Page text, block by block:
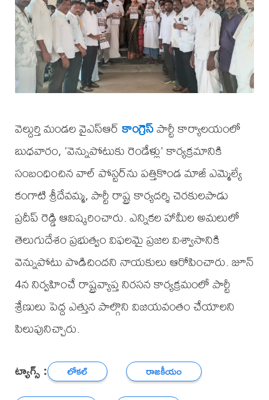
వెల్దుర్తి మండల వైఎస్ఆర్కాంగ్రెస్పార్టీ కార్యాలయంలో
బుధవారం, 'వెన్నుపోటుకు రెండేళ్లు' కార్యక్రమానికి
సంబంధించిన వాల్ పోస్టర్‌ను పత్తికొండ మాజీ ఎమ్మెల్యే
కంగాటి శ్రీదేవమ్మ, పార్టీ రాష్ట్ర కార్యదర్శి చెరకులపాడు
ప్రదీప్ రెడ్డి ఆవిష్కరించారు. ఎన్నికల హామీల అమలులో
తెలుగుదేశం ప్రభుత్వం విఫలమై ప్రజల విశ్వాసానికి
వెన్నుపోటు పొడిచిందని నాయకులు ఆరోపించారు. జూన్
4న నిర్వహించే రాష్ట్రవ్యాప్త నిరసన కార్యక్రమంలో పార్టీ
శ్రేణులు పెద్ద ఎత్తున పాల్గొని విజయవంతం చేయాలని
పిలుపునిచ్చారు.
ట్యాగ్స్ : లోకల్
రాజకీయం